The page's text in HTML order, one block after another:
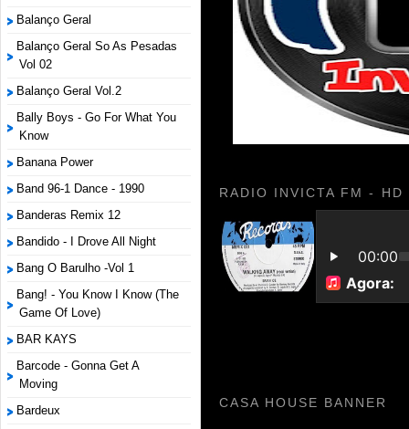
Balanço Geral
Balanço Geral So As Pesadas
Vol 02
Balanço Geral Vol.2
Bally Boys - Go For What You
Know
Banana Power
Band 96-1 Dance - 1990
Banderas Remix 12
Bandido - I Drove All Night
Bang O Barulho -Vol 1
Bang! - You Know I Know (The
Game Of Love)
BAR KAYS
Barcode - Gonna Get A
Moving
Bardeux
RADIO INVICTA FM - HD
CASA HOUSE BANNER